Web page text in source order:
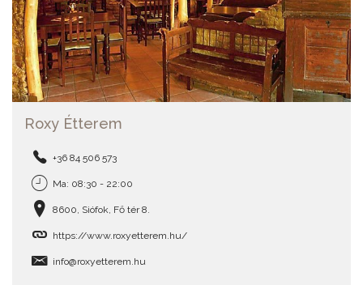
Roxy Étterem
+36 84 506 573
Ma: 08:30 - 22:00
8600, Siófok, Fő tér 8.
https://www.roxyetterem.hu/
info@roxyetterem.hu